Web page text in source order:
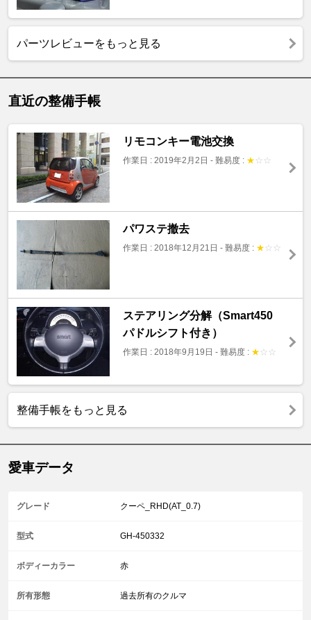
パーツレビューをもっと見る
直近の整備手帳
リモコンキー電池交換
作業日 : 2019年2月2日 - 難易度 : ★ ☆ ☆
パワステ撤去
作業日 : 2018年12月21日 - 難易度 : ★ ☆ ☆
ステアリング分解（Smart450
パドルシフト付き）
作業日 : 2018年9月19日 - 難易度 : ★ ☆ ☆
整備手帳をもっと見る
愛車データ
グレード クーペ_RHD(AT_0.7)
型式 GH-450332
ボディーカラー 赤
所有形態 過去所有のクルマ